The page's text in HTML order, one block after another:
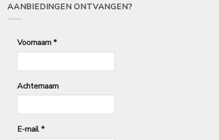
AANBIEDINGEN ONTVANGEN?
Voornaam*
Achternaam
E-mail*